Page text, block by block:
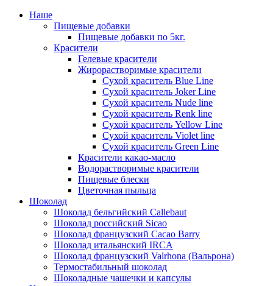
Наше
Пищевые добавки
Пищевые добавки по 5кг.
Красители
Гелевые красители
Жирорастворимые красители
Сухой краситель Blue Line
Сухой краситель Joker Line
Сухой краситель Nude line
Сухой краситель Renk line
Сухой краситель Yellow Line
Сухой краситель Violet line
Сухой краситель Green Line
Красители какао-масло
Водорастворимые красители
Пищевые блески
Цветочная пыльца
Шоколад
Шоколад бельгийский Callebaut
Шоколад российский Sicao
Шоколад французский Cacao Barry
Шоколад итальянский IRCA
Шоколад французский Valrhona (Вальрона)
Термостабильный шоколад
Шоколадные чашечки и капсулы